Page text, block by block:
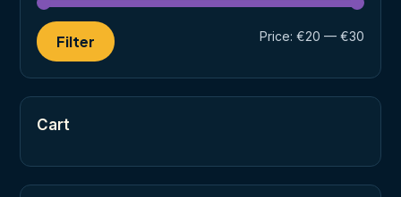
Filter Price: €20 — €30
Cart